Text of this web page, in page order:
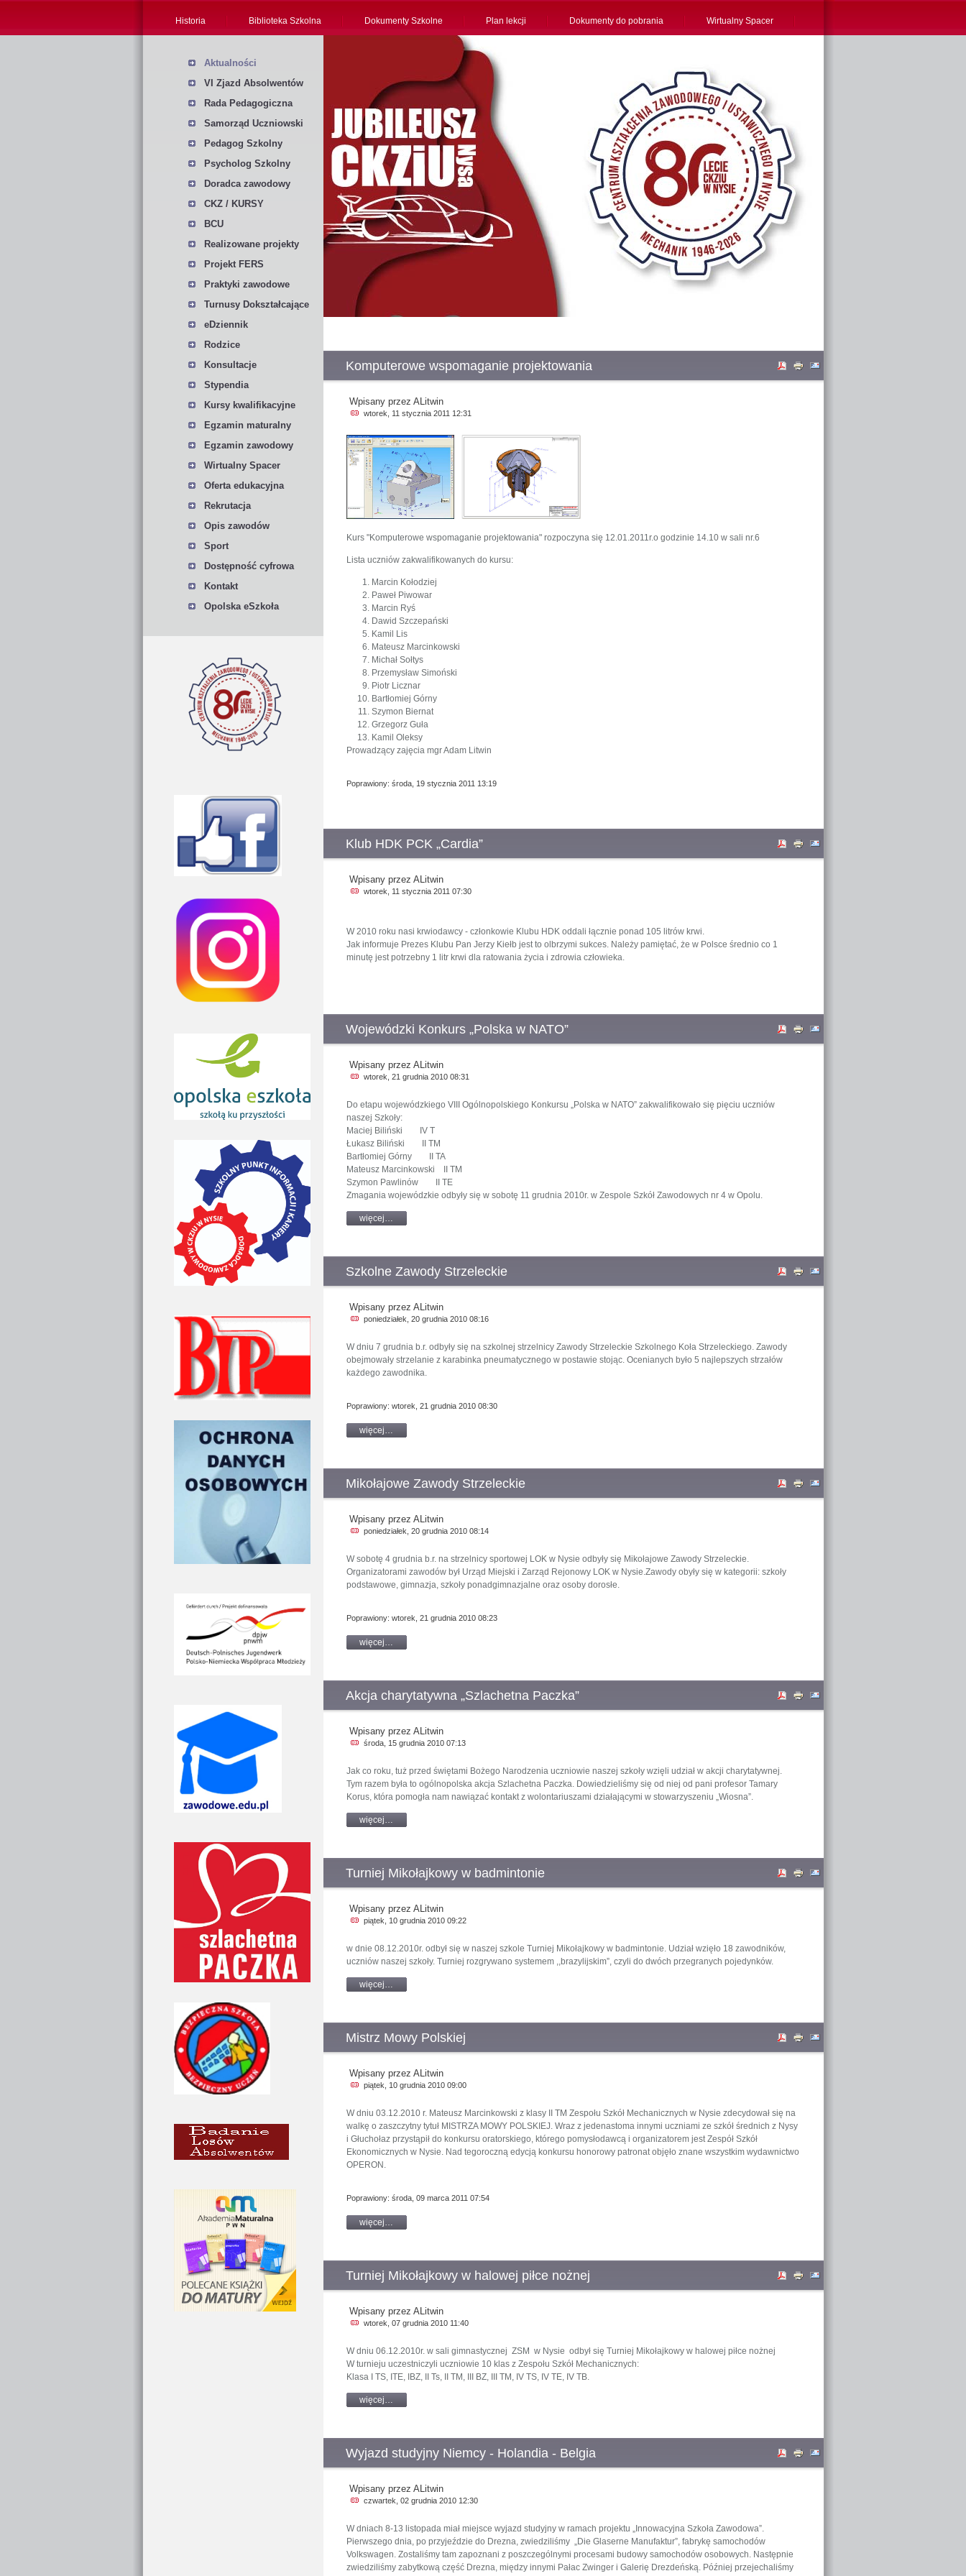
Historia Biblioteka Szkolna Dokumenty Szkolne Plan lekcji Dokumenty do pobrania Wirtualny Spacer
Aktualności
VI Zjazd Absolwentów
Rada Pedagogiczna
Samorząd Uczniowski
Pedagog Szkolny
Psycholog Szkolny
Doradca zawodowy
CKZ / KURSY
BCU
Realizowane projekty
Projekt FERS
Praktyki zawodowe
Turnusy Dokształcające
eDziennik
Rodzice
Konsultacje
Stypendia
Kursy kwalifikacyjne
Egzamin maturalny
Egzamin zawodowy
Wirtualny Spacer
Oferta edukacyjna
Rekrutacja
Opis zawodów
Sport
Dostępność cyfrowa
Kontakt
Opolska eSzkoła
Komputerowe wspomaganie projektowania
Wpisany przez ALitwin
wtorek, 11 stycznia 2011 12:31
Kurs "Komputerowe wspomaganie projektowania" rozpoczyna się 12.01.2011r.o godzinie 14.10 w sali nr.6
Lista uczniów zakwalifikowanych do kursu:
Marcin Kołodziej
Paweł Piwowar
Marcin Ryś
Dawid Szczepański
Kamil Lis
Mateusz Marcinkowski
Michał Sołtys
Przemysław Simoński
Piotr Licznar
Bartłomiej Górny
Szymon Biernat
Grzegorz Guła
Kamil Oleksy
Prowadzący zajęcia mgr Adam Litwin
Poprawiony: środa, 19 stycznia 2011 13:19
Klub HDK PCK „Cardia”
Wpisany przez ALitwin
wtorek, 11 stycznia 2011 07:30
W 2010 roku nasi krwiodawcy - członkowie Klubu HDK oddali łącznie ponad 105 litrów krwi.
Jak informuje Prezes Klubu Pan Jerzy Kiełb jest to olbrzymi sukces. Należy pamiętać, że w Polsce średnio co 1
minutę jest potrzebny 1 litr krwi dla ratowania życia i zdrowia człowieka.
Wojewódzki Konkurs „Polska w NATO”
Wpisany przez ALitwin
wtorek, 21 grudnia 2010 08:31
Do etapu wojewódzkiego VIII Ogólnopolskiego Konkursu „Polska w NATO” zakwalifikowało się pięciu uczniów
naszej Szkoły:
Maciej Biliński IV T
Łukasz Biliński II TM
Bartłomiej Górny II TA
Mateusz Marcinkowski II TM
Szymon Pawlinów II TE
Zmagania wojewódzkie odbyły się w sobotę 11 grudnia 2010r. w Zespole Szkół Zawodowych nr 4 w Opolu.
więcej…
Szkolne Zawody Strzeleckie
Wpisany przez ALitwin
poniedziałek, 20 grudnia 2010 08:16
W dniu 7 grudnia b.r. odbyły się na szkolnej strzelnicy Zawody Strzeleckie Szkolnego Koła Strzeleckiego. Zawody
obejmowały strzelanie z karabinka pneumatycznego w postawie stojąc. Ocenianych było 5 najlepszych strzałów
każdego zawodnika.
Poprawiony: wtorek, 21 grudnia 2010 08:30
więcej…
Mikołajowe Zawody Strzeleckie
Wpisany przez ALitwin
poniedziałek, 20 grudnia 2010 08:14
W sobotę 4 grudnia b.r. na strzelnicy sportowej LOK w Nysie odbyły się Mikołajowe Zawody Strzeleckie.
Organizatorami zawodów był Urząd Miejski i Zarząd Rejonowy LOK w Nysie.Zawody obyły się w kategorii: szkoły
podstawowe, gimnazja, szkoły ponadgimnazjalne oraz osoby dorosłe.
Poprawiony: wtorek, 21 grudnia 2010 08:23
więcej…
Akcja charytatywna „Szlachetna Paczka”
Wpisany przez ALitwin
środa, 15 grudnia 2010 07:13
Jak co roku, tuż przed świętami Bożego Narodzenia uczniowie naszej szkoły wzięli udział w akcji charytatywnej.
Tym razem była to ogólnopolska akcja Szlachetna Paczka. Dowiedzieliśmy się od niej od pani profesor Tamary
Korus, która pomogła nam nawiązać kontakt z wolontariuszami działającymi w stowarzyszeniu „Wiosna”.
więcej…
Turniej Mikołajkowy w badmintonie
Wpisany przez ALitwin
piątek, 10 grudnia 2010 09:22
w dnie 08.12.2010r. odbył się w naszej szkole Turniej Mikołajkowy w badmintonie. Udział wzięło 18 zawodników,
uczniów naszej szkoły. Turniej rozgrywano systemem ,,brazylijskim”, czyli do dwóch przegranych pojedynków.
więcej…
Mistrz Mowy Polskiej
Wpisany przez ALitwin
piątek, 10 grudnia 2010 09:00
W dniu 03.12.2010 r. Mateusz Marcinkowski z klasy II TM Zespołu Szkół Mechanicznych w Nysie zdecydował się na
walkę o zaszczytny tytuł MISTRZA MOWY POLSKIEJ. Wraz z jedenastoma innymi uczniami ze szkół średnich z Nysy
i Głuchołaz przystąpił do konkursu oratorskiego, którego pomysłodawcą i organizatorem jest Zespół Szkół
Ekonomicznych w Nysie. Nad tegoroczną edycją konkursu honorowy patronat objęło znane wszystkim wydawnictwo
OPERON.
Poprawiony: środa, 09 marca 2011 07:54
więcej…
Turniej Mikołajkowy w halowej piłce nożnej
Wpisany przez ALitwin
wtorek, 07 grudnia 2010 11:40
W dniu 06.12.2010r. w sali gimnastycznej ZSM w Nysie odbył się Turniej Mikołajkowy w halowej piłce nożnej
W turnieju uczestniczyli uczniowie 10 klas z Zespołu Szkół Mechanicznych:
Klasa I TS, ITE, IBZ, II Ts, II TM, III BZ, III TM, IV TS, IV TE, IV TB.
więcej…
Wyjazd studyjny Niemcy - Holandia - Belgia
Wpisany przez ALitwin
czwartek, 02 grudnia 2010 12:30
W dniach 8-13 listopada miał miejsce wyjazd studyjny w ramach projektu „Innowacyjna Szkoła Zawodowa”.
Pierwszego dnia, po przyjeździe do Drezna, zwiedziliśmy „Die Glaserne Manufaktur”, fabrykę samochodów
Volkswagen. Zostaliśmy tam zapoznani z poszczególnymi procesami budowy samochodów osobowych. Następnie
zwiedziliśmy zabytkową część Drezna, między innymi Pałac Zwinger i Galerię Drezdeńską. Później przejechaliśmy